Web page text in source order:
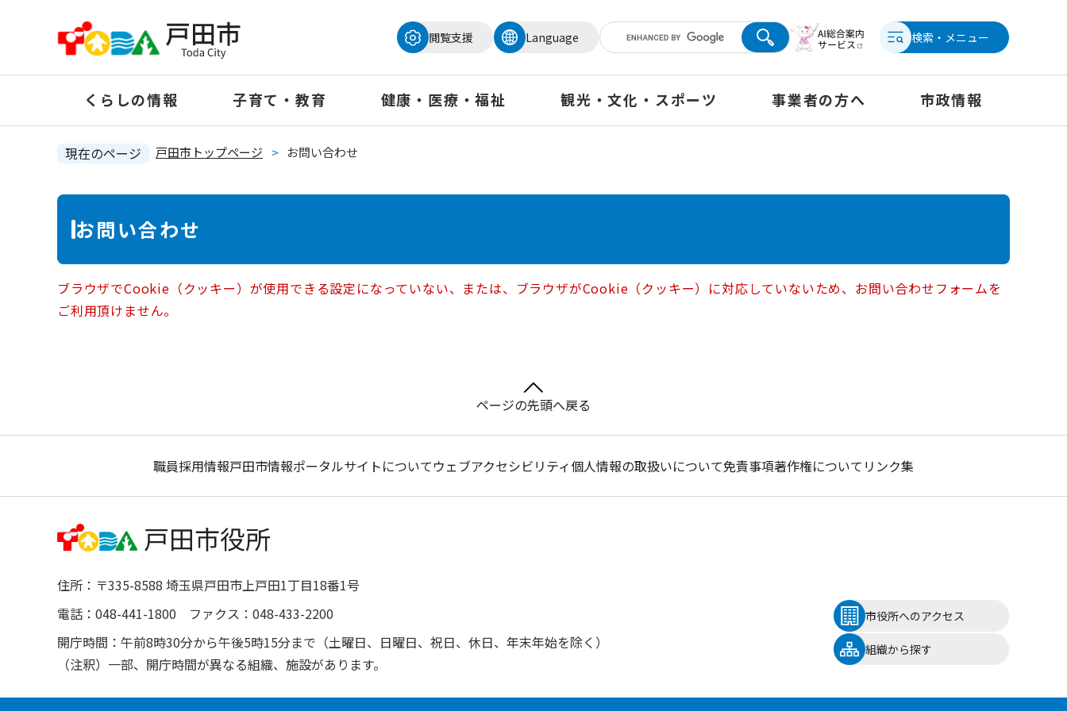
の
頭
閲覧支援
Language 検索・メニュー
くらしの情報 子育て・教育 健康・医療・福祉 観光・文化・スポーツ 事業者の方へ 市政情報
現在のページ 戸田市トップページ > お問い合わせ
本
お問い合わせ
ブラウザでCookie（クッキー）が使用できる設定になっていない、または、ブラウザがCookie（クッキー）に対応していないため、お問い合わせフォームを
ご利用頂けません。
ページの先頭へ戻る
職員採用情報戸田市情報ポータルサイトについてウェブアクセシビリティ個人情報の取扱いについて免責事項著作権について リンク集
住所：〒335-8588 埼玉県戸田市上戸田1丁目18番1号
電話：048-441-1800 ファクス：048-433-2200
開庁時間：午前8時30分から午後5時15分まで（土曜日、日曜日、祝日、休日、年末年始を除く）
（注釈）一部、開庁時間が異なる組織、施設があります。
市役所へのアクセス
組織から探す